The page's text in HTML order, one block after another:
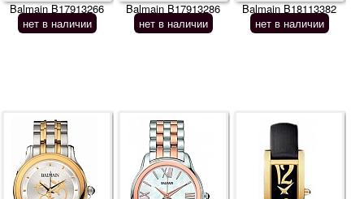
Balmain B17913266
нет в наличии
Balmain B17913286
нет в наличии
Balmain B18113382
нет в наличии